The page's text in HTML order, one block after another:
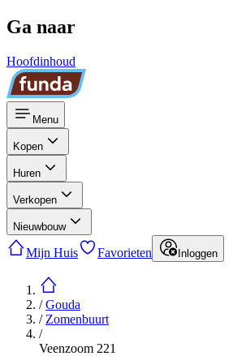
Ga naar
Hoofdinhoud
Menu
Kopen
Huren
Verkopen
Nieuwbouw
Mijn Huis Favorieten Inloggen
/Gouda
/ Zomenbuurt
/
Veenzoom 221